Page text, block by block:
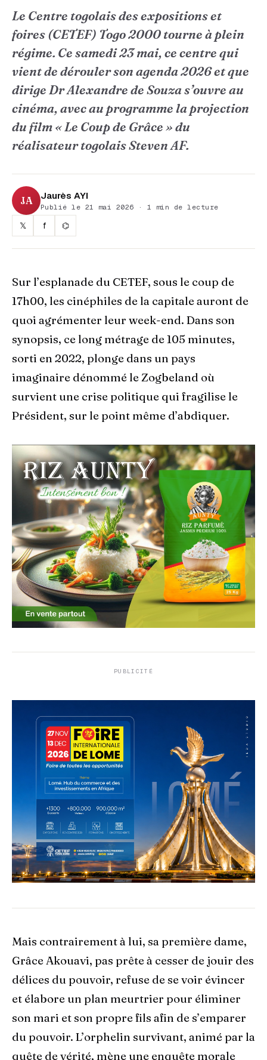
Le Centre togolais des expositions et
foires (CETEF) Togo 2000 tourne à plein
régime. Ce samedi 23 mai, ce centre qui
vient de dérouler son agenda 2026 et que
dirige Dr Alexandre de Souza s’ouvre au
cinéma, avec au programme la projection
du film « Le Coup de Grâce » du
réalisateur togolais Steven AF.
JA Jaurès AYI
Publié le 21 mai 2026 · 1 min de lecture
𝕏 f ⌬
Sur l’esplanade du CETEF, sous le coup de
17h00, les cinéphiles de la capitale auront de
quoi agrémenter leur week-end. Dans son
synopsis, ce long métrage de 105 minutes,
sorti en 2022, plonge dans un pays
imaginaire dénommé le Zogbeland où
survient une crise politique qui fragilise le
Président, sur le point même d’abdiquer.
PUBLICITÉ
Mais contrairement à lui, sa première dame,
Grâce Akouavi, pas prête à cesser de jouir des
délices du pouvoir, refuse de se voir évincer
et élabore un plan meurtrier pour éliminer
son mari et son propre fils afin de s’emparer
du pouvoir. L’orphelin survivant, animé par la
quête de vérité, mène une enquête morale